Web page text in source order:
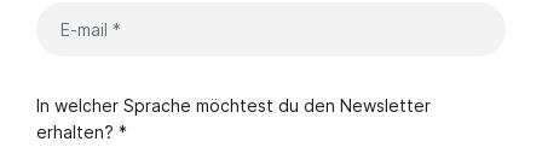
In welcher Sprache möchtest du den Newsletter
erhalten? *